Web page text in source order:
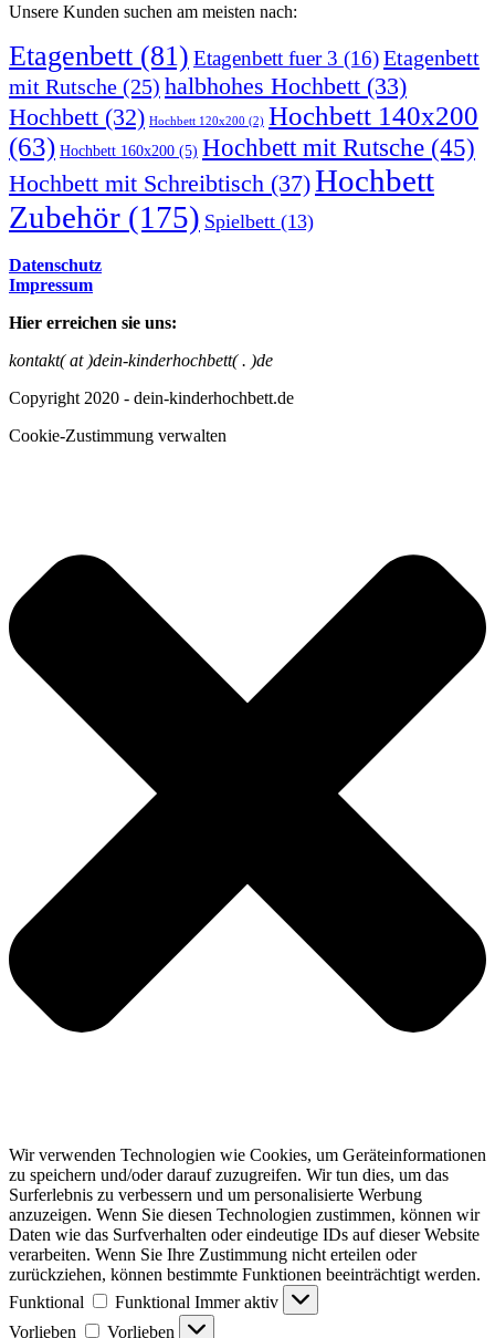
Unsere Kunden suchen am meisten nach:
Etagenbett (81) Etagenbett fuer 3 (16)Etagenbett
mit Rutsche (25) halbhohes Hochbett (33)
Hochbett (32) Hochbett 120x200 (2) Hochbett 140x200
(63) Hochbett 160x200 (5) Hochbett mit Rutsche (45)
Hochbett mit Schreibtisch (37)Hochbett
Zubehör (175) Spielbett (13)
Datenschutz
Impressum
Hier erreichen sie uns:
kontakt( at )dein-kinderhochbett( . )de
Copyright 2020 - dein-kinderhochbett.de
Cookie-Zustimmung verwalten
Wir verwenden Technologien wie Cookies, um Geräteinformationen
zu speichern und/oder darauf zuzugreifen. Wir tun dies, um das
Surferlebnis zu verbessern und um personalisierte Werbung
anzuzeigen. Wenn Sie diesen Technologien zustimmen, können wir
Daten wie das Surfverhalten oder eindeutige IDs auf dieser Website
verarbeiten. Wenn Sie Ihre Zustimmung nicht erteilen oder
zurückziehen, können bestimmte Funktionen beeinträchtigt werden.
Funktional
Funktional Immer aktiv
Vorlieben
Vorlieben